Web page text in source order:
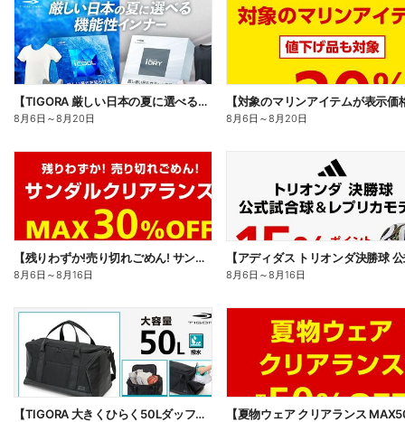
【TIGORA 厳しい日本の夏に選べる機能性インナー】
8月6日 ～8月20日 8月6日 ～8月20日
【残りわずか!売り切れごめん! サンダルクリアランス MAX30%OFF】
8月6日 ～8月16日 8月6日 ～8月16日
【TIGORA 大きくひらく50Lダッフルバッグ】